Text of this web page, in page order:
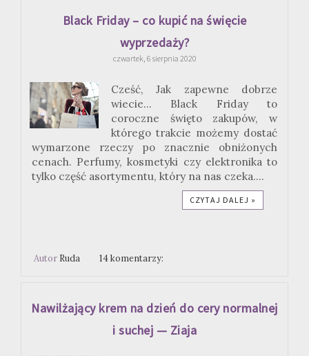
Black Friday – co kupić na święcie
wyprzedaży?
czwartek, 6 sierpnia 2020
Cześć, Jak zapewne dobrze
wiecie... Black Friday to
coroczne święto zakupów, w
którego trakcie możemy dostać
wymarzone rzeczy po znacznie obniżonych
cenach. Perfumy, kosmetyki czy elektronika to
tylko część asortymentu, który na nas czeka....
CZYTAJ DALEJ »
Autor Ruda 14 komentarzy:
Nawilżający krem na dzień do cery normalnej
i suchej — Ziaja